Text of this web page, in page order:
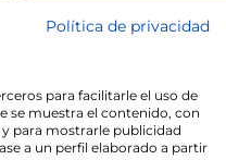
Política de privacidad
para facilitarle el uso de
se muestra el contenido, con
y para mostrarle publicidad
a un perfil elaborado a partir